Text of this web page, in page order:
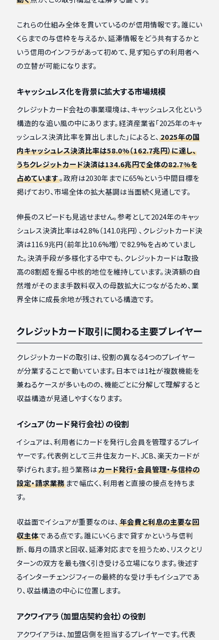
これらの仕組み全体を貫いているのが信用情報です。誰にい
くらまでの与信枠を与えるか、延滞情報をどう共有するかと
いう信用のインフラがあって初めて、見ず知らずの利用者へ
の立替が可能になります。
キャッシュレス化を背景に拡大する市場規模
クレジットカード会社の事業環境は、キャッシュレス化という
構造的な追い風の中にあります。経済産業省「2025年のキャ
ッシュレス決済比率を算出しました」によると、 2025年の国
内キャッシュレス決済比率は58.0%（162.7兆円）に達し、
うちクレジットカード決済は134.6兆円で全体の82.7%を
占めています。政府は2030年までに65%という中間目標を
掲げており、市場全体の拡大基調は当面続く見通しです。
伸長のスピードも見逃せません。参考として2024年のキャッ
シュレス決済比率は42.8%（141.0兆円）、クレジットカード決
済は116.9兆円（前年比10.6%増）で82.9%を占めていまし
た。決済手段が多様化する中でも、クレジットカードは取扱
高の8割超を握る中核的地位を維持しています。決済額の自
然増がそのまま手数料収入の母数拡大につながるため、業
界全体に成長余地が残されている構造です。
クレジットカード取引に関わる主要プレイヤー
クレジットカードの取引は、役割の異なる4つのプレイヤー
が分業することで動いています。日本では1社が複数機能を
兼ねるケースが多いものの、機能ごとに分解して理解すると
収益構造が見通しやすくなります。
イシュア（カード発行会社）の役割
イシュアは、利用者にカードを発行し会員を管理するプレイ
ヤーです。代表例として三井住友カード、JCB、楽天カードが
挙げられます。担う業務はカード発行・会員管理・与信枠の
設定・請求業務まで幅広く、利用者と直接の接点を持ちま
す。
収益面でイシュアが重要なのは、 年会費と利息の主要な回
収主体である点です。誰にいくらまで貸すかという与信判
断、毎月の請求と回収、延滞対応までを担うため、リスクとリ
ターンの双方を最も強く引き受ける立場になります。後述す
るインターチェンジフィーの最終的な受け手もイシュアであ
り、収益構造の中心に位置します。
アクワイアラ（加盟店契約会社）の役割
アクワイアラは、加盟店側を担当するプレイヤーです。代表